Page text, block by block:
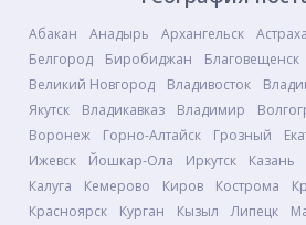
Абакан Анадырь Архангельск
Белгород
Биробиджан Благовещенск
Великий Новгород
Владивосток
Якутск
Владикавказ Владимир
Воронеж
Горно-Алтайск Грозный
Ижевск
Йошкар-Ола Иркутск Казань
Калуга
Кемерово Киров Кострома
Красноярск
Курган Кызыл Липецк